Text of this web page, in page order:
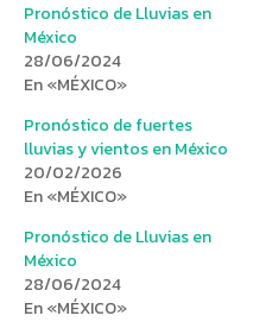
Pronóstico de Lluvias en
México
28/06/2024
En «MÉXICO»
Pronóstico de fuertes
lluvias y vientos en México
20/02/2026
En «MÉXICO»
Pronóstico de Lluvias en
México
28/06/2024
En «MÉXICO»